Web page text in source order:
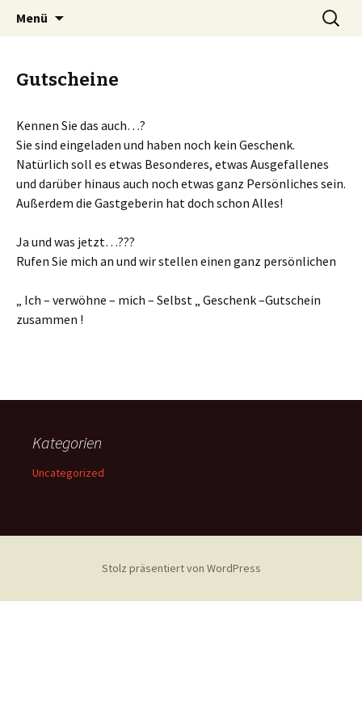
Heike Elsner
Menü
Suche
nach:
Gutscheine
Kennen Sie das auch…?
Sie sind eingeladen und haben noch kein Geschenk.
Natürlich soll es etwas Besonderes, etwas Ausgefallenes
und darüber hinaus auch noch etwas ganz Persönliches sein.
Außerdem die Gastgeberin hat doch schon Alles!
Ja und was jetzt…???
Rufen Sie mich an und wir stellen einen ganz persönlichen
„ Ich – verwöhne – mich – Selbst „ Geschenk –Gutschein
zusammen !
Kategorien
Uncategorized
Stolz präsentiert von WordPress